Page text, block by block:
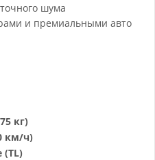
шума
и премиальными авто
кг)
км/ч)
(TL)